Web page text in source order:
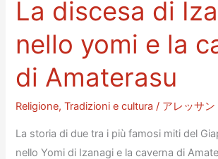
La discesa di
nello yomi e la
di Amaterasu
Religione,Tradizioni e cultura / アレッサン
La storia di due tra i più famosi miti del
nello Yomi di Izanagi e la caverna di